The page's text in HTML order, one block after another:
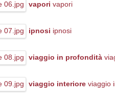
vapori vapori
ipnosi ipnosi
viaggio in profondità
viaggio interiore viaggio